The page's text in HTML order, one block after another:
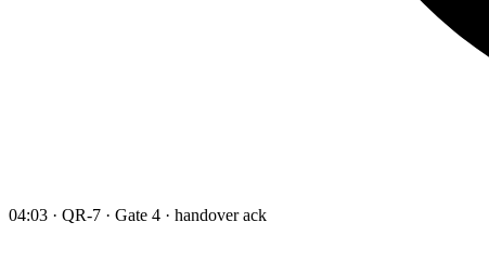
04:03 · QR-7 · Gate 4 · handover ack